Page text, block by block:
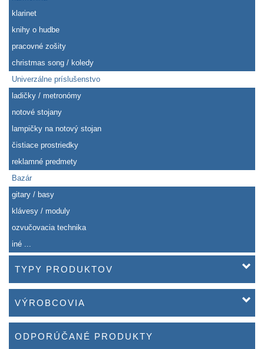
klarinet
knihy o hudbe
pracovné zošity
christmas song / koledy
Univerzálne príslušenstvo
ladičky / metronómy
notové stojany
lampičky na notový stojan
čistiace prostriedky
reklamné predmety
Bazár
gitary / basy
klávesy / moduly
ozvučovacia technika
iné ...
TYPY PRODUKTOV
VÝROBCOVIA
ODPORÚČANÉ PRODUKTY